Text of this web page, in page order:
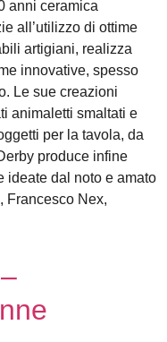
anni ceramica
all’utilizzo di ottime
artigiani, realizza
innovative, spesso
Le sue creazioni
animaletti smaltati e
per la tavola, da
produce infine
ideate dal noto e amato
Francesco Nex,